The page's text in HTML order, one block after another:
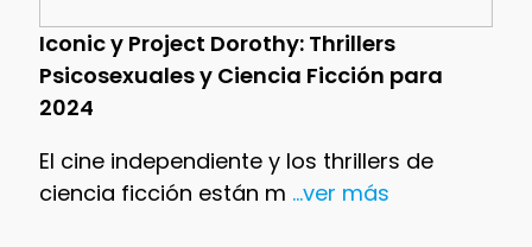
Iconic y Project Dorothy: Thrillers
Psicosexuales y Ciencia Ficción para
2024
El cine independiente y los thrillers de
ciencia ficción están m ...ver más